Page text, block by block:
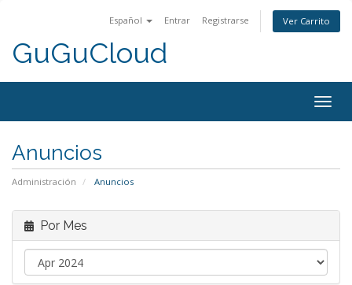
Español Entrar Registrarse Ver Carrito
GuGuCloud
Anuncios
Administración Anuncios
Por Mes